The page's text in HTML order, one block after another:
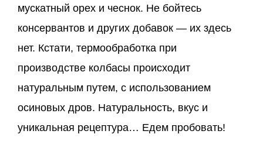
мускатный орех и чеснок. Не бойтесь
консервантов и других добавок — их здесь
нет. Кстати, термообработка при
производстве колбасы происходит
натуральным путем, с использованием
осиновых дров. Натуральность, вкус и
уникальная рецептура… Едем пробовать!